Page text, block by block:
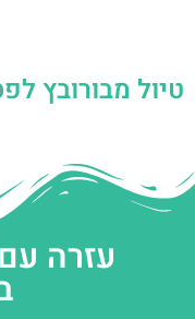
טיול מבורובץ
עזרה